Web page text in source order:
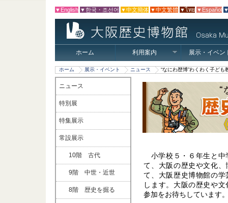
▼English ▼한국・조선어 ▼中文簡体 ▼中文繁體 ▼ไทย ▼Español
ホーム 利用案内 展示・イベン
ホーム 展示・イベント ニュース “なにわ歴博”わくわく子ど
ニュース
特別展
特集展示
常設展示
10階 古代
9階 中世・近世
8階 歴史を掘る
小学校５・６年生と
て、大阪の歴史や文化
て、大阪歴史博物館の
します。大阪の歴史や
参加をお待ちしています